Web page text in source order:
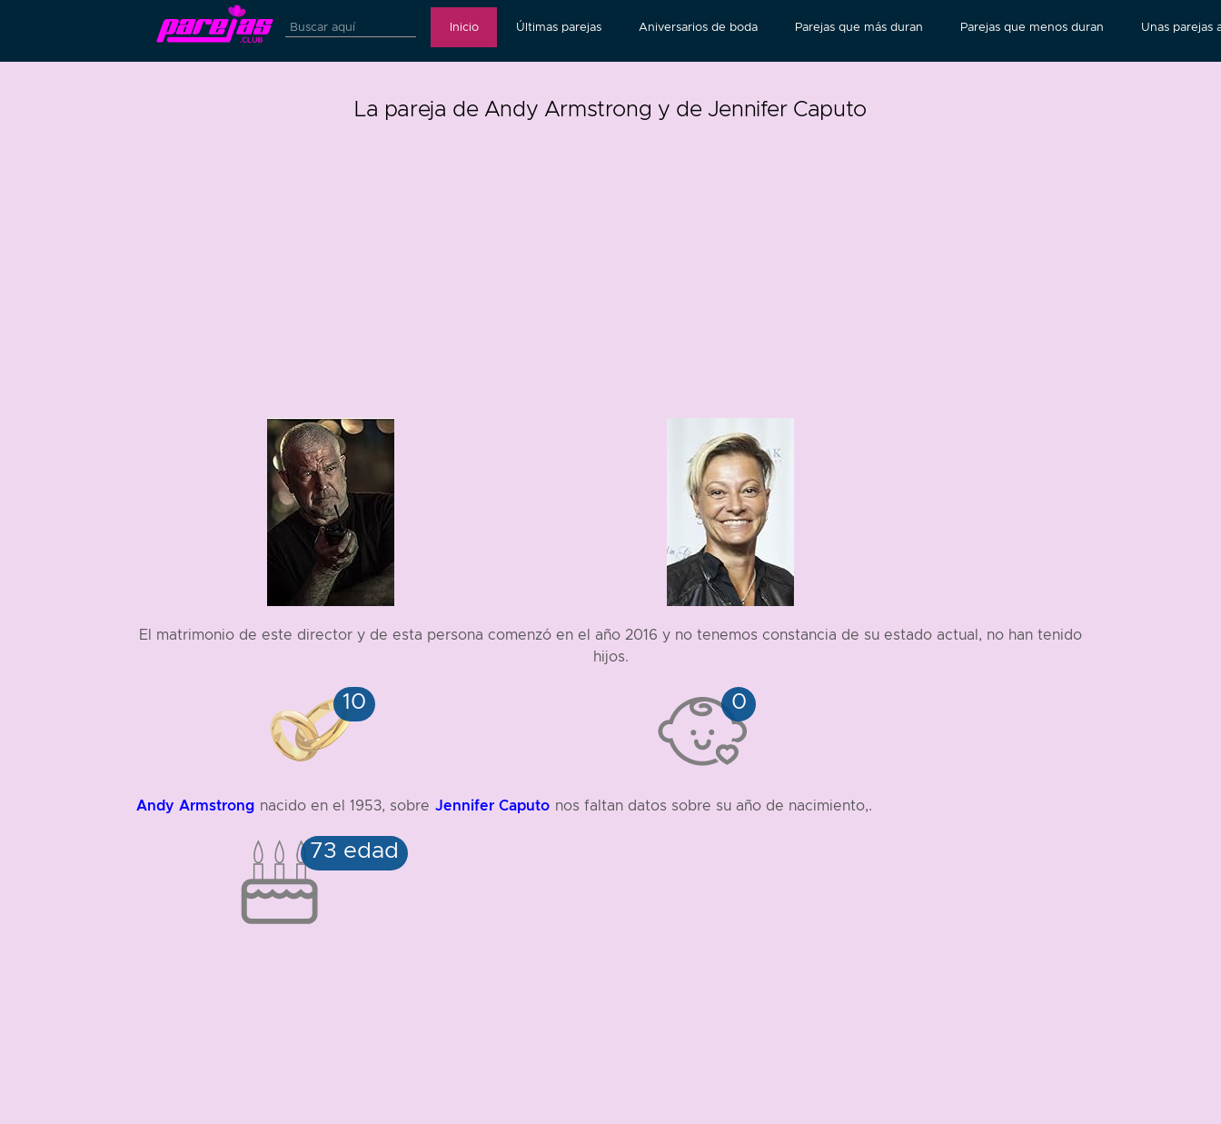
Inicio Últimas parejas Aniversarios de boda Parejas que más duran Parejas que menos duran Unas parejas
La pareja de Andy Armstrong y de Jennifer Caputo
El matrimonio de este director y de esta persona comenzó en el año 2016 y no tenemos constancia de su estado actual, no han tenido
hijos.
Andy Armstrong nacido en el 1953, sobre Jennifer Caputo nos faltan datos sobre su año de nacimiento,.